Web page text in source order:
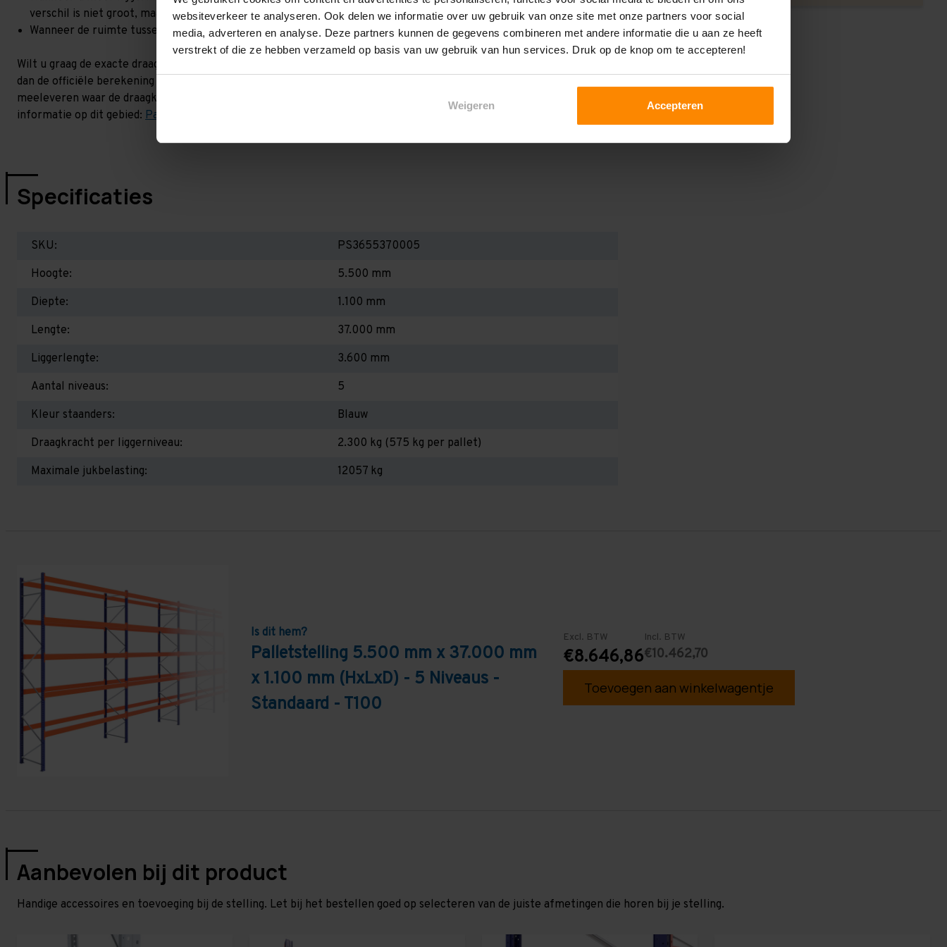
websiteverkeer te analyseren. Ook delen we informatie over uw gebruik van onze site met onze partners voor social
media, adverteren en analyse. Deze partners kunnen de gegevens combineren met andere informatie die u aan ze heeft
verstrekt of die ze hebben verzameld op basis van uw gebruik van hun services. Druk op de knop om te accepteren!
Weigeren Accepteren
verschil is niet groot, maar wel het beste om dit te laten berekenen!
Wanneer de ruimte tussen de liggerniveaus kleiner is dan 2,25 meter, valt de draagkracht juist iets hoger uit.
Wilt u graag de exacte draagkracht weten in uw situatie? Dan dient u even contact met ons op te nemen. Wij voeren
dan de officiële berekening uit. Dit doen we gratis en voor niets. Wij kunnen ook belastingbordjes of stickers
meeleveren waar de draagkracht van uw situatie op beschreven staat! Kortom, bij twijfel contact opnemen! Meer
informatie op dit gebied: Palletstellingen - Belangrijk om te weten!
Specificaties
SKU:
PS3655370005
Hoogte:
5.500 mm
Diepte:
1.100 mm
Lengte:
37.000 mm
Liggerlengte:
3.600 mm
Aantal niveaus:
5
Kleur staanders:
Blauw
Draagkracht per liggerniveau:
2.300 kg (575 kg per pallet)
Maximale jukbelasting:
12057 kg
Is dit hem?
Palletstelling 5.500 mm x 37.000 mm
x 1.100 mm (HxLxD) - 5 Niveaus -
Standaard - T100
Excl. BTW
€8.646,86
Incl. BTW
€10.462,70
Toevoegen aan winkelwagentje
Aanbevolen bij dit product
Handige accessoires en toevoeging bij de stelling. Let bij het bestellen goed op selecteren van de juiste afmetingen die horen bij je stelling.